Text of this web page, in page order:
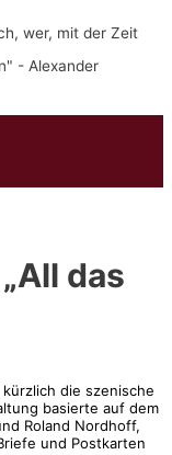
wer, mit der Zeit
- Alexander
das
die szenische
basierte auf dem
Roland Nordhoff,
und Postkarten